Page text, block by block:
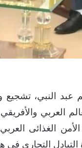
عبد النبي،
العربي
الغذائى
التجارى في